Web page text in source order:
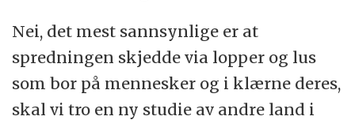
Malta
Nei, det mest sannsynlige er at
spredningen skjedde via lopper og lus
som bor på mennesker og i klærne deres,
skal vi tro en ny studie av andre land i